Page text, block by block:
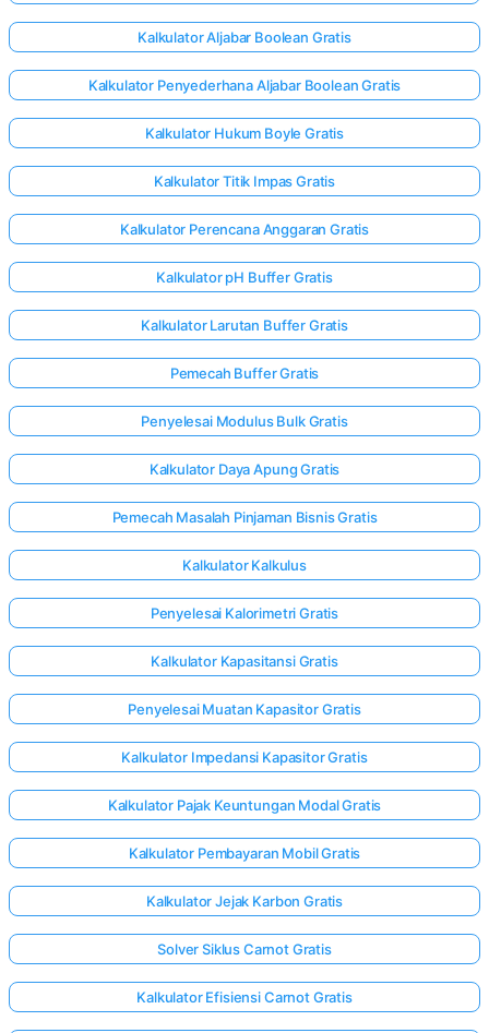
Kalkulator Aljabar Boolean Gratis
Kalkulator Penyederhana Aljabar Boolean Gratis
Kalkulator Hukum Boyle Gratis
Kalkulator Titik Impas Gratis
Kalkulator Perencana Anggaran Gratis
Kalkulator pH Buffer Gratis
Kalkulator Larutan Buffer Gratis
Pemecah Buffer Gratis
Penyelesai Modulus Bulk Gratis
Kalkulator Daya Apung Gratis
Pemecah Masalah Pinjaman Bisnis Gratis
Kalkulator Kalkulus
Penyelesai Kalorimetri Gratis
Kalkulator Kapasitansi Gratis
Penyelesai Muatan Kapasitor Gratis
Kalkulator Impedansi Kapasitor Gratis
Kalkulator Pajak Keuntungan Modal Gratis
Kalkulator Pembayaran Mobil Gratis
Kalkulator Jejak Karbon Gratis
Solver Siklus Carnot Gratis
Kalkulator Efisiensi Carnot Gratis